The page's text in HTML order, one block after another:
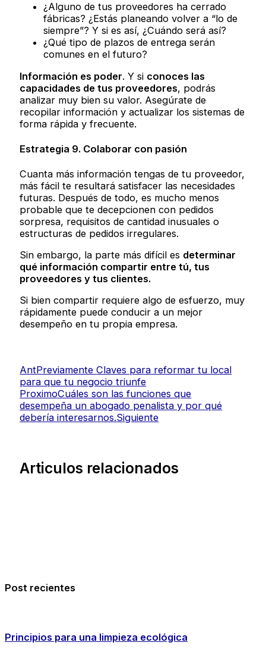
¿Alguno de tus proveedores ha cerrado
fábricas? ¿Estás planeando volver a “lo de
siempre”? Y si es así, ¿Cuándo será así?
¿Qué tipo de plazos de entrega serán
comunes en el futuro?
Información es poder. Y si conoces las
capacidades de tus proveedores, podrás
analizar muy bien su valor. Asegúrate de
recopilar información y actualizar los sistemas de
forma rápida y frecuente.
Estrategia 9. Colaborar con pasión
Cuanta más información tengas de tu proveedor,
más fácil te resultará satisfacer las necesidades
futuras. Después de todo, es mucho menos
probable que te decepcionen con pedidos
sorpresa, requisitos de cantidad inusuales o
estructuras de pedidos irregulares.
Sin embargo, la parte más difícil es determinar
qué información compartir entretú,tus
proveedores ytus clientes.
Si bien compartir requiere algo de esfuerzo, muy
rápidamente puede conducir a un mejor
desempeño en tu propia empresa.
AntPreviamenteClaves para reformar tu local
para que tu negocio triunfe
ProximoCuáles son las funciones que
desempeña un abogado penalista y por qué
debería interesarnos.Siguiente
Articulos relacionados
Post recientes
Principios para una limpieza ecológica